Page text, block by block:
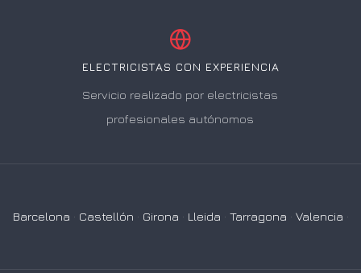
ELECTRICISTAS CON EXPERIENCIA
Servicio realizado por electricistas
profesionales autónomos
Barcelona · Castellón · Girona · Lleida · Tarragona · Valencia ·